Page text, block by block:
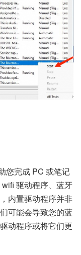
您完成 PC 或笔记
驱动程序、蓝牙
内置驱动程序并非
可能会导致您的蓝
动程序或将它们更